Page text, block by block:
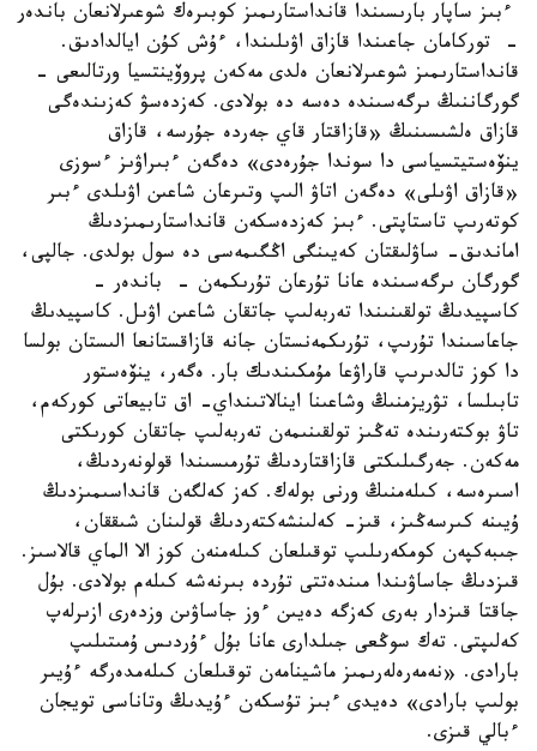
ءبىز ساپار بارىسىندا قانداستارىمىز كوبىرەك شوعىرلانعان باندەر
- توركامان جاعىندا قازاق اۋىلىندا، ءۇش كۇن ايالدادىق.
قانداستارىمىز شوعىرلانعان ەلدى مەكەن پروۆينتسيا ورتالىعى -
گورگاننىڭ ىرگەسىندە دەسە دە بولادى. كەزدەسۋ كەزىندەگى
قازاق ەلشىسىنىڭ «قازاقتار قاي جەردە جۇرسە، قازاق
ينۆەستيتسياسى دا سوندا جۇرەدى» دەگەن ءبىراۋىز ءسوزى
«قازاق اۋىلى» دەگەن اتاۋ الىپ وتىرعان شاعىن اۋىلدى ءبىر
كوتەرىپ تاستاپتى. ءبىز كەزدەسكەن قانداستارىمىزدىڭ
اماندىق- ساۋلىقتان كەيىنگى اڭگىمەسى دە سول بولدى. جالپى،
گورگان ىرگەسىندە عانا تۇرعان تۇرىكمەن - باندەر -
كاسپيدىڭ تولقىنىندا تەربەلىپ جاتقان شاعىن اۋىل. كاسپيدىڭ
جاعاسىندا تۇرىپ، تۇرىكمەنستان جانە قازاقستانعا الىستان بولسا
دا كوز تالدىرىپ قاراۋعا مۇمكىندىك بار. ەگەر، ينۆەستور
تابىلسا، تۋريزمنىڭ وشاعىنا اينالاتىنداي- اق تابيعاتى كوركەم،
تاۋ بوكتەرىندە تەڭىز تولقىنىمەن تەربەلىپ جاتقان كورىكتى
مەكەن. جەرگىلىكتى قازاقتاردىڭ تۇرمىسىندا قولونەردىڭ،
اسىرەسە، كىلەمنىڭ ورنى بولەك. كەز كەلگەن قانداسىمىزدىڭ
ۇيىنە كىرسەڭىز، قىز- كەلىنشەكتەردىڭ قولىنان شىققان،
جىبەكپەن كومكەرىلىپ توقىلعان كىلەمنەن كوز الا الماي قالاسىز.
قىزدىڭ جاساۋىندا مىندەتتى تۇردە بىرنەشە كىلەم بولادى. بۇل
جاقتا قىزدار بەرى كەزگە دەيىن ءوز جاساۋىن وزدەرى ازىرلەپ
كەلىپتى. تەك سوڭعى جىلدارى عانا بۇل ءۇردىس ۇمىتىلىپ
بارادى. «نەمەرەلەرىمىز ماشينامەن توقىلعان كىلەمدەرگە ءۇيىر
بولىپ بارادى» دەيدى ءبىز تۇسكەن ءۇيدىڭ وتاناسى تويجان
ءبالي قىزى.